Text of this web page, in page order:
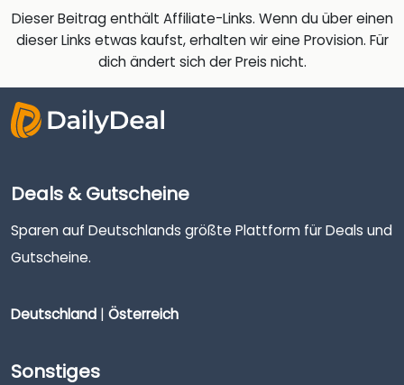
Dieser Beitrag enthält Affiliate-Links. Wenn du über einen
dieser Links etwas kaufst, erhalten wir eine Provision. Für
dich ändert sich der Preis nicht.
Deals & Gutscheine
Sparen auf Deutschlands größte Plattform für Deals und
Gutscheine.
Deutschland | Österreich
Sonstiges